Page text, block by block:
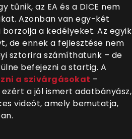
tűnik, az EA és a DICE nem
Azonban van egy-két
a kedélyeket. Az egyik
de ennek a fejlesztése nem
sztorira számíthatunk – de
befejezni a startig. A
a szivárgásokat –
a jól ismert adatbányász,
videót, amely bemutatja,